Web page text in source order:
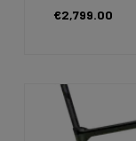
€2,799.00